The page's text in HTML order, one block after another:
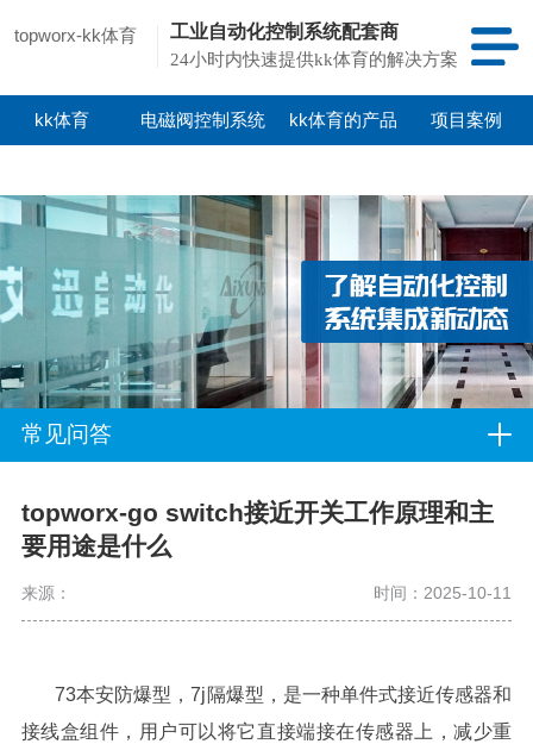
topworx-kk体育 工业自动化控制系统配套商
24小时内快速提供kk体育的解决方案
kk体育 电磁阀控制系统 kk体育的产品 项目案例
常见问答
topworx-go switch接近开关工作原理和主
要用途是什么
来源： 时间：2025-10-11
73本安防爆型，7j隔爆型，是一种单件式接近传感器和
接线盒组件，用户可以将它直接端接在传感器上，减少重